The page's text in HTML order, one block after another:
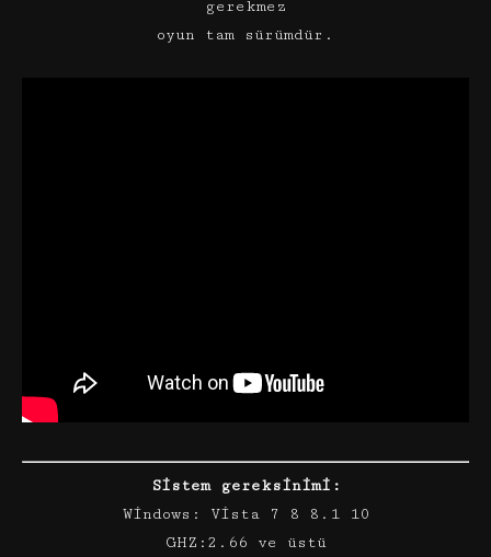
gerekmez
oyun tam sürümdür.
Sistem gereksinimi:
Windows: Vista 7 8 8.1 10
GHZ:2.66 ve üstü